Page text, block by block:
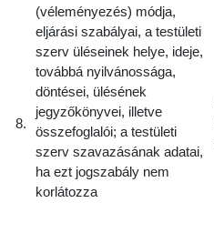
8.
(véleményezés) módja,
eljárási szabályai, a testületi
szerv üléseinek helye, ideje,
továbbá nyilvánossága,
döntései, ülésének
jegyzőkönyvei, illetve
összefoglalói; a testületi
szerv szavazásának adatai,
ha ezt jogszabály nem
korlátozza